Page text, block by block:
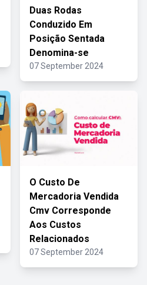
Duas Rodas
Conduzido Em
Posição Sentada
Denomina-se
07 September 2024
O Custo De
Mercadoria Vendida
Cmv Corresponde
Aos Custos
Relacionados
07 September 2024